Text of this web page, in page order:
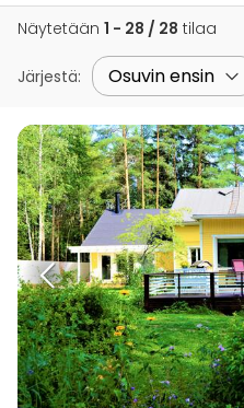
Näytetään 1 - 28 / 28 tilaa
Järjestä: